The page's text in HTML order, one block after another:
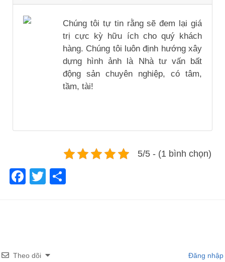
Chúng tôi tự tin rằng sẽ đem lại giá
trị cực kỳ hữu ích cho quý khách
hàng. Chúng tôi luôn định hướng xây
dựng hình ảnh là Nhà tư vấn bất
động sản chuyên nghiệp, có tâm,
tầm, tài!
5/5 - (1 bình chọn)
Facebook
Twitter
Theo dõi Đăng nhập